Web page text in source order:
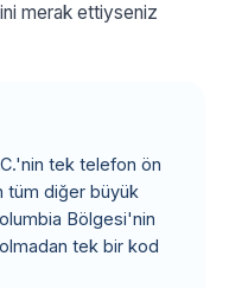
merak ettiyseniz
tek telefon ön
tüm diğer büyük
Bölgesi'nin
tek bir kod